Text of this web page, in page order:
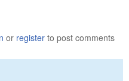
or register to post comments